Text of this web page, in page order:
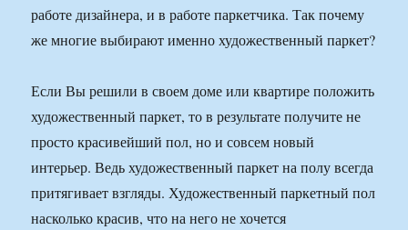
работе дизайнера, и в работе паркетчика. Так почему
же многие выбирают именно художественный паркет?
Если Вы решили в своем доме или квартире положить
художественный паркет, то в результате получите не
просто красивейший пол, но и совсем новый
интерьер. Ведь художественный паркет на полу всегда
притягивает взгляды. Художественный паркетный пол
насколько красив, что на него не хочется